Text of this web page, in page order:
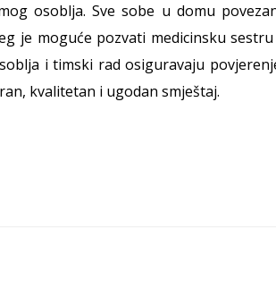
osoblja. Sve sobe u domu
je moguće pozvati medicinsku
i timski rad osiguravaju
kvalitetan i ugodan smještaj.